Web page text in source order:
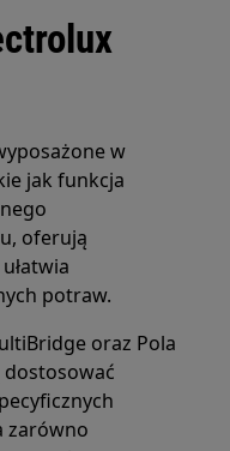
w
jak funkcja
oferują
potraw.
oraz Pola
zarówno